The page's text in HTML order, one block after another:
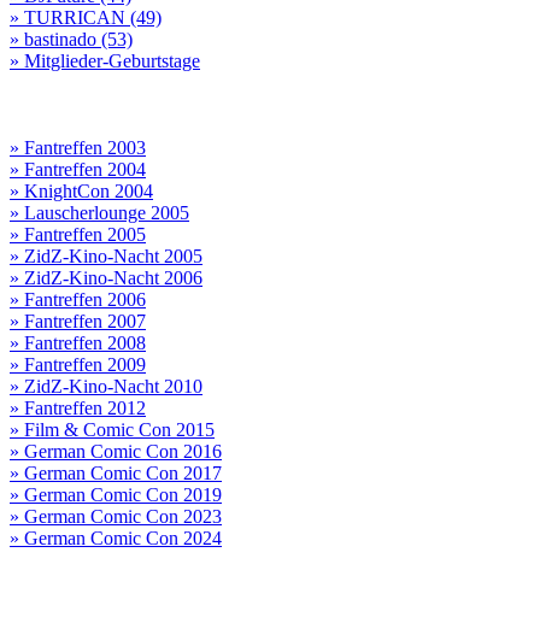
» TURRICAN (49)
» bastinado (53)
» Mitglieder-Geburtstage
» Fantreffen 2003
» Fantreffen 2004
» KnightCon 2004
» Lauscherlounge 2005
» Fantreffen 2005
» ZidZ-Kino-Nacht 2005
» ZidZ-Kino-Nacht 2006
» Fantreffen 2006
» Fantreffen 2007
» Fantreffen 2008
» Fantreffen 2009
» ZidZ-Kino-Nacht 2010
» Fantreffen 2012
» Film & Comic Con 2015
» German Comic Con 2016
» German Comic Con 2017
» German Comic Con 2019
» German Comic Con 2023
» German Comic Con 2024